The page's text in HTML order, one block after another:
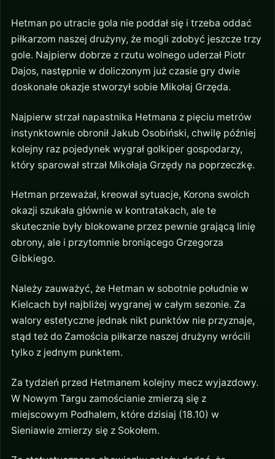
Hetman po utracie gola nie poddał się i trzeba oddać
piłkarzom naszej drużyny, że mogli zdobyć jeszcze trzy
gole. Najpierw dobrze z rzutu wolnego uderzał Piotr
Dajos, następnie w doliczonym już czasie gry dwie
doskonałe okazje stworzył sobie Mikołaj Grzęda.
Najpierw strzał napastnika Hetmana z pięciu metrów
instynktownie obronił Jakub Osobiński, chwilę później
kolejny raz pojedynek wygrał golkiper gospodarzy,
który sparował strzał Mikołaja Grzędy na poprzeczkę.
Hetman przeważał, kreował sytuacje, Korona swoich
okazji szukała głównie w kontratakach, ale te
skutecznie były blokowane przez pewnie grającą linię
obrony, ale i przytomnie broniącego Grzegorza
Gibkiego.
Należy zauważyć, że Hetman w sobotnie południe w
Kielcach był najbliżej wygranej w całym sezonie. Za
walory estetyczne jednak nikt punktów nie przyznaje,
stąd też do Zamościa piłkarze naszej drużyny wrócili
tylko z jednym punktem.
Za tydzień przed Hetmanem kolejny mecz wyjazdowy.
W Nowym Targu zamościanie zmierzą się z
miejscowym Podhalem, które dzisiaj (18.10) w
Sieniawie zmierzy się z Sokołem.